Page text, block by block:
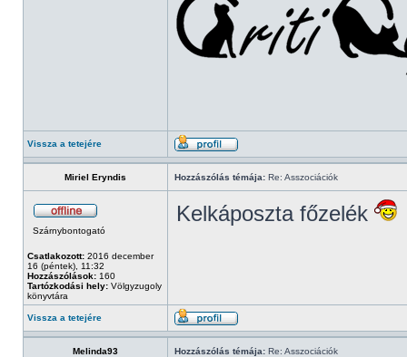
Vissza a tetejére
Miriel Eryndis Hozzászólás témája: Re: Asszociációk
Szárnybontogató
Csatlakozott: 2016 december
16 (péntek), 11:32
Hozzászólások: 160
Tartózkodási hely: Völgyzugoly
könyvtára
Kelkáposzta főzelék
Vissza a tetejére
Melinda93 Hozzászólás témája: Re: Asszociációk